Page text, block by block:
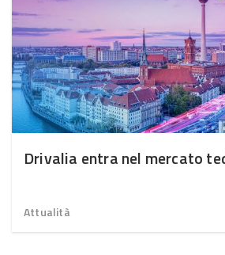
Drivalia entra nel mercato
Attualità